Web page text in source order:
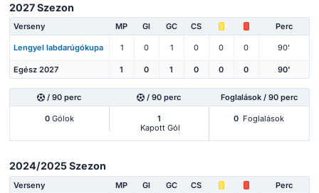
2027 Szezon
Verseny MP Gl GC CS Perc
Lengyel labdarúgókupa 1 0 1 0 0 0 90'
Egész 2027 1 0 1 0 0 0 90'
/ 90 perc / 90 perc Foglalások / 90 perc
0Gólok
1
Kapott Gól
0 Foglalások
2024/2025 Szezon
Verseny MP Gl GC CS Perc